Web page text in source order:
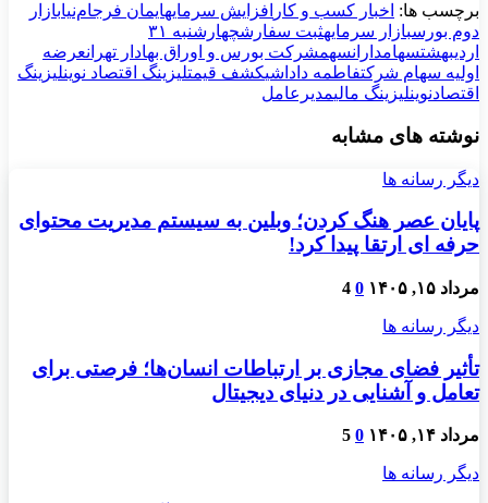
برچسب ها: اخبار کسب و کار افزایش سرمایهایمان فرجام‌نیابازار
دوم بورسبازار سرمایهثبت سفارش
چهارشنبه ۳۱
اردیبهشتسهامدارانسهمشرکت بورس و اوراق بهادار تهرانعرضه
اولیه سهام شرکتفاطمه داداشیکشف قیمتلیزینگ اقتصاد نوینلیزینگ
اقتصادنوینلیزینگ مالیمدیرعامل
نوشته های مشابه
دیگر رسانه ها
پایان عصر هنگ کردن؛ وبلین به سیستم مدیریت محتوای
حرفه ای ارتقا پیدا کرد!
مرداد ۱۵, ۱۴۰۵ 0
4
دیگر رسانه ها
تأثیر فضای مجازی بر ارتباطات انسان‌ها؛ فرصتی برای
تعامل و آشنایی در دنیای دیجیتال
مرداد ۱۴, ۱۴۰۵ 0
5
دیگر رسانه ها